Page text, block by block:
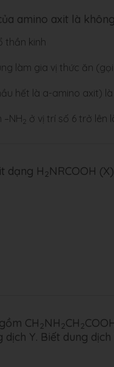
amino axit là
thần kinh
làm gia vị thức ăn
hết là a-amino axit)
2 ở vị trí số 6 trở lên
dạng H 2NRCOOH
CH 2NH 2CH 2
dịch Y. Biết dung